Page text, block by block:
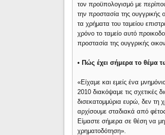
τον προϋπολογισμό με
την προστασία της ουγγρικής
τα χρήματα του ταμείου
χρόνο το ταμείο αυτό
προστασία της ουγγρικής
• Πώς έχει σήμερα το θέμα
«Είχαμε και εμείς ένα
2010 διακόψαμε τις σχετικές
δισεκατομμύρια ευρώ, δεν τη
αρχίσουμε σταδιακά από
Είμαστε σήμερα σε θέση να μη
χρηματοδότηση».